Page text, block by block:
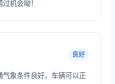
机会呦！
良好
象条件良好，车辆可以正